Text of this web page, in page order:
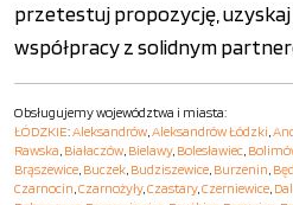
przetestuj propozycję, uzyskaj
współpracy z solidnym
Obsługujemy województwa i miasta:
ŁÓDZKIE:Aleksandrów,Aleksandrów Łódzki,
Rawska, Białaczów, Bielawy, Bolesławiec,
Brąszewice, Buczek, Budziszewice, Burzenin,
Czarnocin,Czarnożyły,Czastary,Czerniewice,